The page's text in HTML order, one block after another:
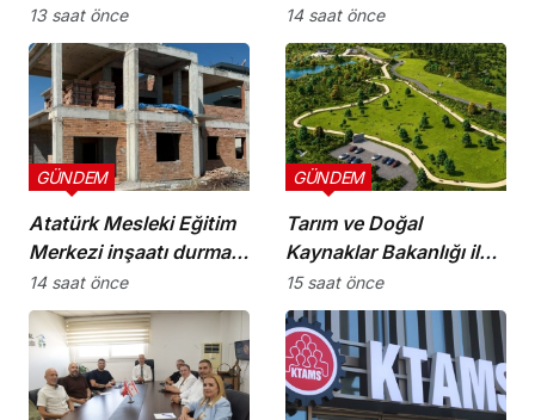
günü kurtaran değil,
geleceği planlayan
politikalara ihtiyaç var”
13 saat önce
16.00 saatleri arasında
güneş altında çalışmayı
yasakladı
14 saat önce
Atatürk Mesleki Eğitim
Merkezi inşaatı durma
noktasında!
GÜNDEM
14 saat önce
Tarım ve Doğal
Kaynaklar Bakanlığı ile
İnşaat Mühendisleri
Odası arasında iş birliği
protokolü imzalandı
GÜNDEM
15 saat önce